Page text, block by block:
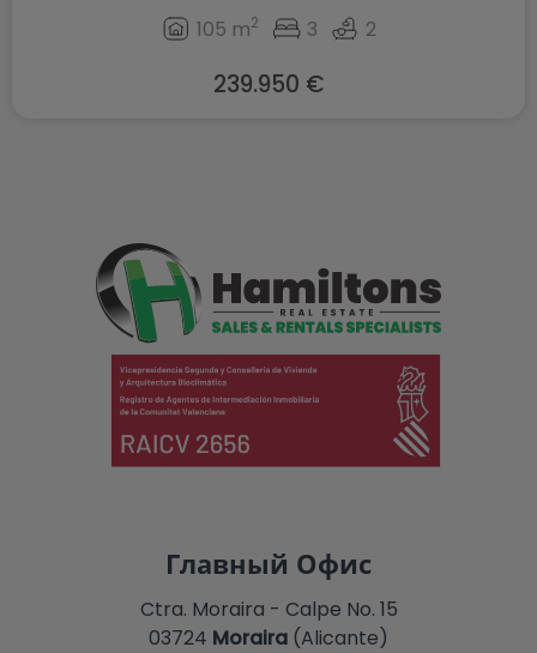
105 m2 3 2
239.950 €
Главный Офис
Ctra. Moraira - Calpe No. 15
03724 Moraira (Alicante)